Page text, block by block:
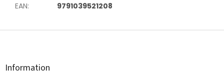
EAN: 9791039521208
Z
Information